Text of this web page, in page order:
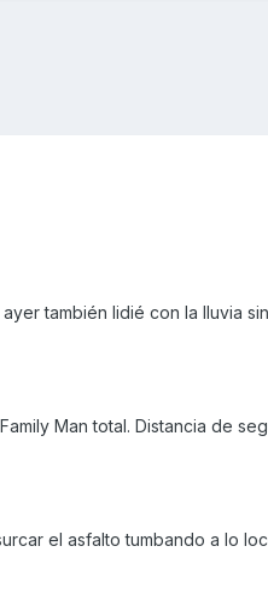
también lidié con la lluvia
Man total. Distancia de
el asfalto tumbando a lo